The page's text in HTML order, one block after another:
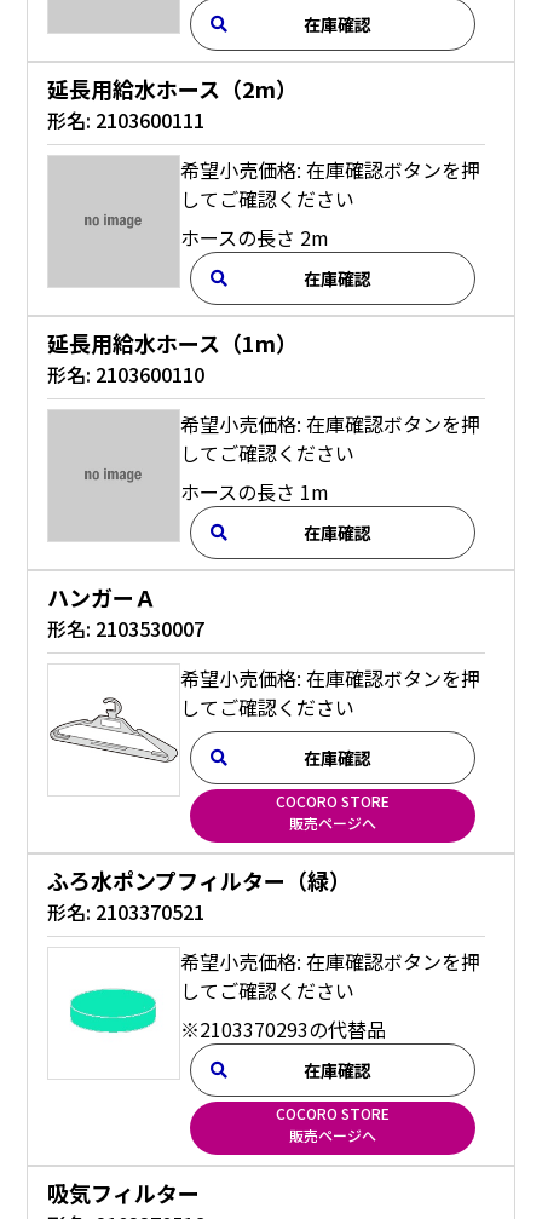
在庫確認
延長用給水ホース（2m）
形名: 2103600111
希望小売価格: 在庫確認ボタンを押
してご確認ください
ホースの長さ 2m
在庫確認
延長用給水ホース（1m）
形名: 2103600110
希望小売価格: 在庫確認ボタンを押
してご確認ください
ホースの長さ 1m
在庫確認
ハンガーＡ
形名: 2103530007
希望小売価格: 在庫確認ボタンを押
してご確認ください
在庫確認
COCORO STORE
販売ページへ
ふろ水ポンプフィルター（緑）
形名: 2103370521
希望小売価格: 在庫確認ボタンを押
してご確認ください
※2103370293の代替品
在庫確認
COCORO STORE
販売ページへ
吸気フィルター